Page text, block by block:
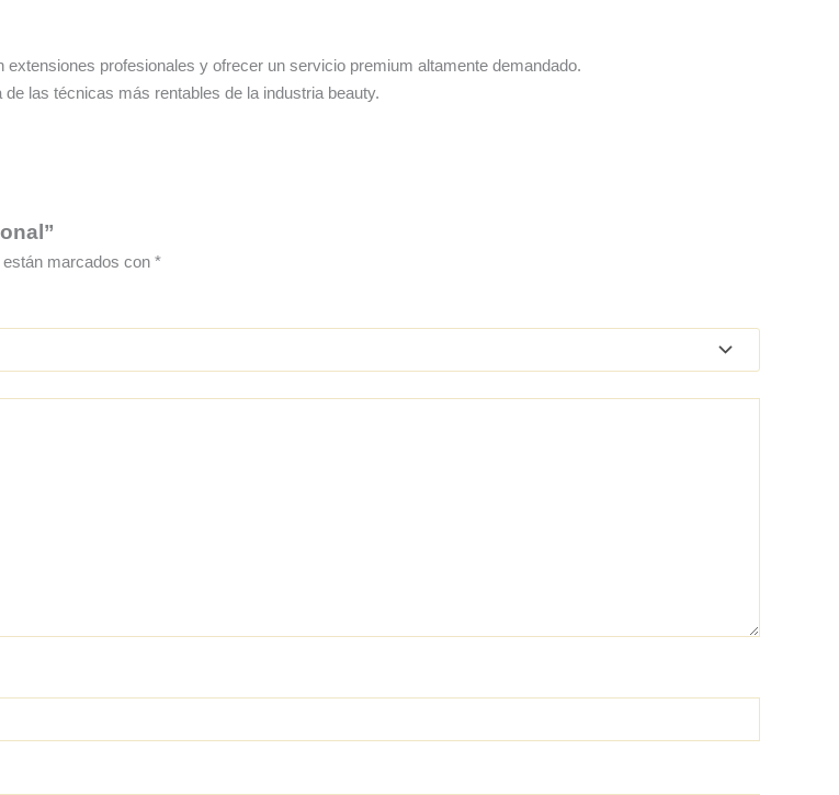
profesionales y ofrecer un servicio premium altamente demandado.
las técnicas más rentables de la industria beauty.
marcados con *